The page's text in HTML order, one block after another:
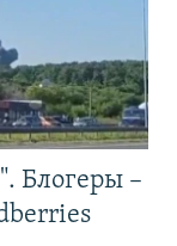
Блогеры –